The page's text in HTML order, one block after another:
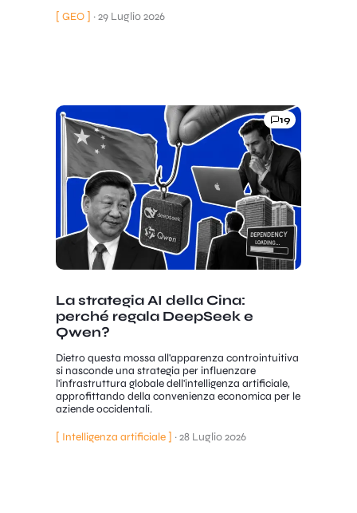
[ GEO ] ·29 Luglio 2026
19
La strategia AI della Cina:
perché regala DeepSeek e
Qwen?
Dietro questa mossa all'apparenza controintuitiva
si nasconde una strategia per influenzare
l'infrastruttura globale dell'intelligenza artificiale,
approfittando della convenienza economica per le
aziende occidentali.
[ Intelligenza artificiale ] ·28 Luglio 2026